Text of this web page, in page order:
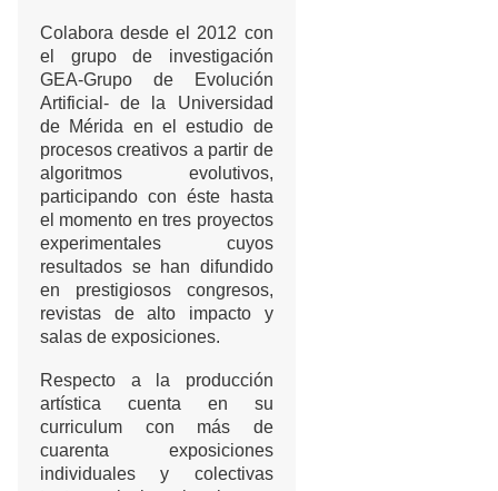
Colabora desde el 2012 con
el grupo de investigación
GEA-Grupo de Evolución
Artificial- de la Universidad
de Mérida en el estudio de
procesos creativos a partir de
algoritmos evolutivos,
participando con éste
hasta
el momento en tres proyectos
experimentales cuyos
resultados se han difundido
en prestigiosos congresos,
revistas de alto impacto y
salas de exposiciones.
Respecto a la producción
artística cuenta en su
curriculum con más de
cuarenta exposiciones
individuales y colectivas